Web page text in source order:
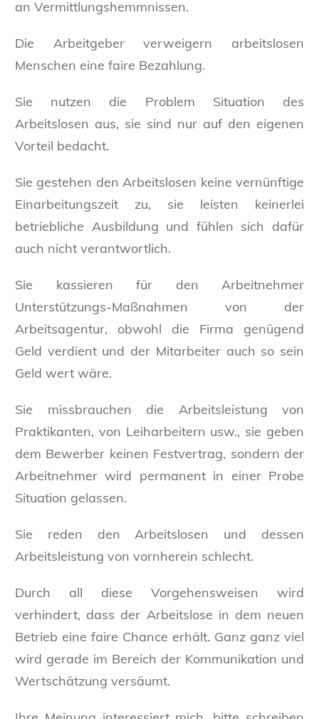
an Vermittlungshemmnissen.
Die Arbeitgeber verweigern arbeitslosen
Menschen eine faire Bezahlung.
Sie nutzen die Problem Situation des
Arbeitslosen aus, sie sind nur auf den eigenen
Vorteil bedacht.
Sie gestehen den Arbeitslosen keine vernünftige
Einarbeitungszeit zu, sie leisten keinerlei
betriebliche Ausbildung und fühlen sich dafür
auch nicht verantwortlich.
Sie kassieren für den Arbeitnehmer
Unterstützungs-Maßnahmen von der
Arbeitsagentur, obwohl die Firma genügend
Geld verdient und der Mitarbeiter auch so sein
Geld wert wäre.
Sie missbrauchen die Arbeitsleistung von
Praktikanten, von Leiharbeitern usw., sie geben
dem Bewerber keinen Festvertrag, sondern der
Arbeitnehmer wird permanent in einer Probe
Situation gelassen.
Sie reden den Arbeitslosen und dessen
Arbeitsleistung von vornherein schlecht.
Durch all diese Vorgehensweisen wird
verhindert, dass der Arbeitslose in dem neuen
Betrieb eine faire Chance erhält. Ganz ganz viel
wird gerade im Bereich der Kommunikation und
Wertschätzung versäumt.